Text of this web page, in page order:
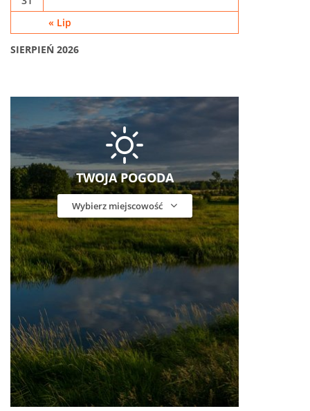
SIERPIEŃ 2026
« Lip
TWOJA POGODA
Wybierz miejscowość